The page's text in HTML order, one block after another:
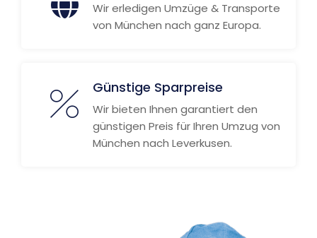
Wir erledigen Umzüge & Transporte
von München nach ganz Europa.
Günstige Sparpreise
Wir bieten Ihnen garantiert den
günstigen Preis für Ihren Umzug von
München nach Leverkusen.